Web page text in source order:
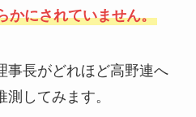
かにされていません。
事長がどれほど高野連へ
してみます。